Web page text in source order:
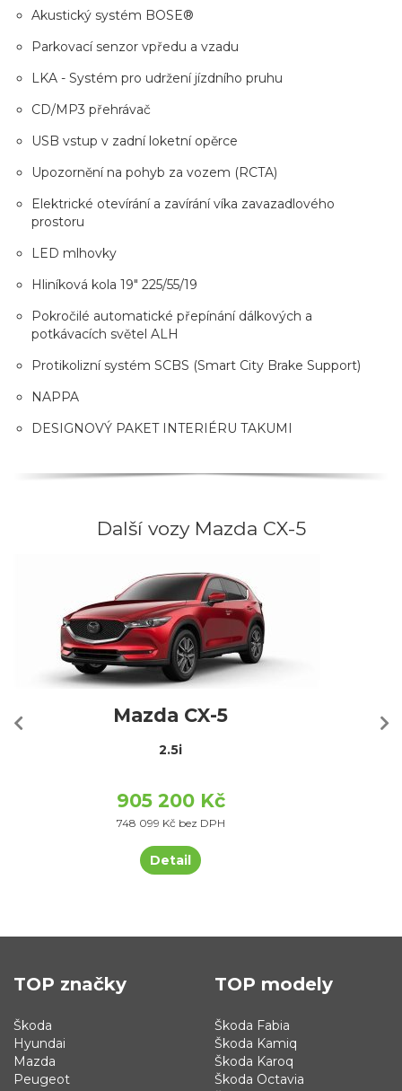
Akustický systém BOSE®
Parkovací senzor vpředu a vzadu
LKA - Systém pro udržení jízdního pruhu
CD/MP3 přehrávač
USB vstup v zadní loketní opěrce
Upozornění na pohyb za vozem (RCTA)
Elektrické otevírání a zavírání víka zavazadlového
prostoru
LED mlhovky
Hliníková kola 19" 225/55/19
Pokročilé automatické přepínání dálkových a
potkávacích světel ALH
Protikolizní systém SCBS (Smart City Brake Support)
NAPPA
DESIGNOVÝ PAKET INTERIÉRU TAKUMI
Další vozy Mazda CX-5
Mazda CX-5
2.5i
905 200 Kč
748 099 Kč bez DPH
Detail
TOP značky
Škoda
Hyundai
Mazda
Peugeot
TOP modely
Škoda Fabia
Škoda Kamiq
Škoda Karoq
Škoda Octavia